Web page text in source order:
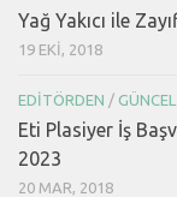
Yağ Yakıcı ile
19 EKI, 2018
EDITÖRDEN / GÜNCEL
Eti Plasiyer İş
2023
20 MAR, 2018